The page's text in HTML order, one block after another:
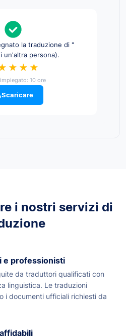
la traduzione di "
un'altra persona).
10 ore
Scaricare
i nostri servizi di
e professionisti
da traduttori qualificati con
linguistica. Le traduzioni
i documenti ufficiali richiesti da